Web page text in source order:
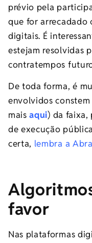
prévio pela
que for arrecadado
digitais. É
estejam resolvidas
contratempos
De toda forma, é
envolvidos
maisaqui) da faixa,
de execução
certa, lembra a
favor
Nas plataformas